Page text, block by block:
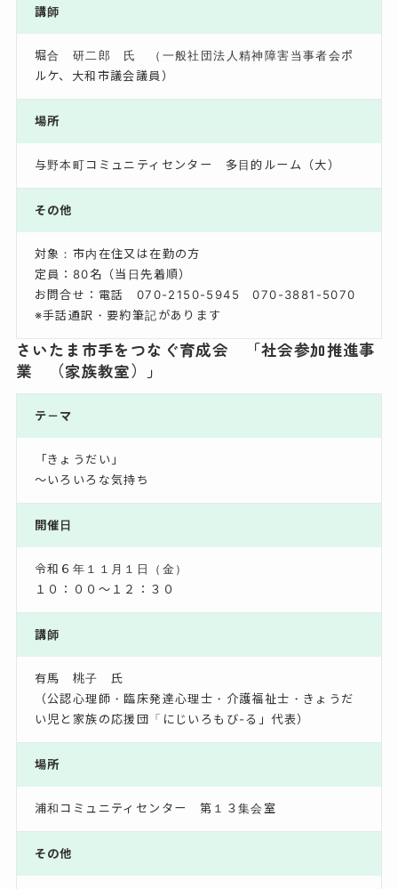
講師
堀合 研二郎 氏 （一般社団法人精神障害当事者会ポ
ルケ、大和市議会議員）
場所
与野本町コミュニティセンター 多目的ルーム（大）
その他
対象：市内在住又は在勤の方
定員：80名（当日先着順）
お問合せ：電話 070-2150-5945 070-3881-5070
※手話通訳・要約筆記があります
さいたま市手をつなぐ育成会 「社会参加推進事
業 （家族教室）」
テ－マ
「きょうだい」
～いろいろな気持ち
開催日
令和６年１１月１日（金）
１０：００～１２：３０
講師
有馬 桃子 氏
（公認心理師・臨床発達心理士・介護福祉士・きょうだ
い児と家族の応援団「にじいろもび-る」代表）
場所
浦和コミュニティセンター 第１３集会室
その他